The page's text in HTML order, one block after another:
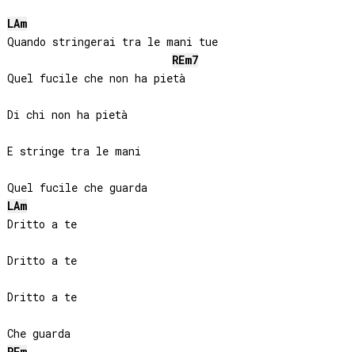
LAm
Quando stringerai tra le mani tue
REm7
Quel fucile che non ha pietà
Di chi non ha pietà
E stringe tra le mani
Quel fucile che guarda
LAm
Dritto a te
Dritto a te
Dritto a te
Che guarda